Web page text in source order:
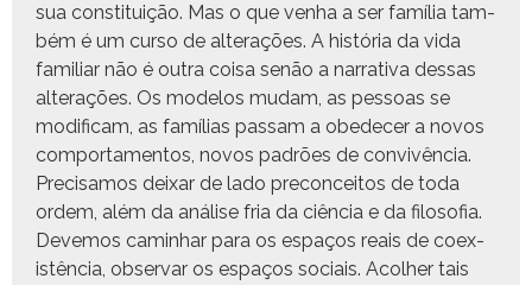
sua con­sti­tu­ição. Mas o que ven­ha a ser família tam­
bém é um cur­so de alter­ações. A história da vida
famil­iar não é out­ra coisa senão a nar­ra­ti­va dessas
alter­ações. Os mod­e­los mudam, as pes­soas se
mod­i­fi­cam, as famílias pas­sam a obe­de­cer a novos
com­por­ta­men­tos, novos padrões de con­vivên­cia.
Pre­cisamos deixar de lado pre­con­ceitos de toda
ordem, além da análise fria da ciên­cia e da filosofia.
Deve­mos cam­in­har para os espaços reais de coex­
istên­cia, obser­var os espaços soci­ais. Acol­her tais